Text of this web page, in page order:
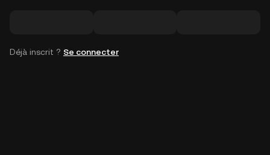
Déjà inscrit ? Se connecter